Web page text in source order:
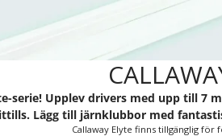
serie! Upplev drivers med upp till
Lägg till järnklubbor med
Callaway Elyte finns tillgänglig för